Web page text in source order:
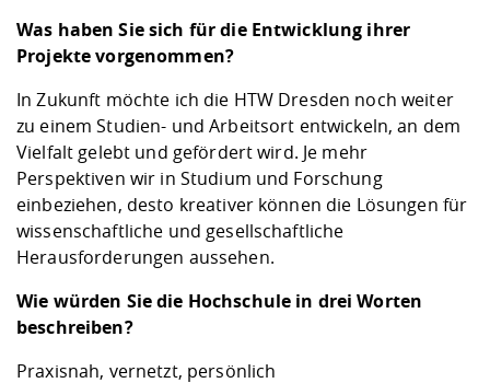
Was haben Sie sich für die Entwicklung ihrer
Projekte vorgenommen?
In Zukunft möchte ich die HTW Dresden noch weiter
zu einem Studien- und Arbeitsort entwickeln, an dem
Vielfalt gelebt und gefördert wird. Je mehr
Perspektiven wir in Studium und Forschung
einbeziehen, desto kreativer können die Lösungen für
wissenschaftliche und gesellschaftliche
Herausforderungen aussehen.
Wie würden Sie die Hochschule in drei Worten
beschreiben?
Praxisnah, vernetzt, persönlich